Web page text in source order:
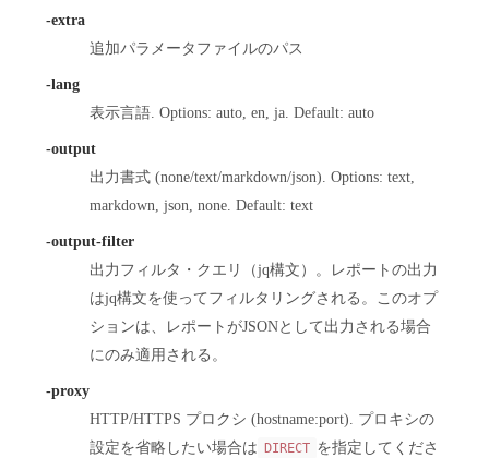
-extra
追加パラメータファイルのパス
-lang
表示言語. Options: auto, en, ja. Default: auto
-output
出力書式 (none/text/markdown/json). Options: text,
markdown, json, none. Default: text
-output-filter
出力フィルタ・クエリ（jq構文）。レポートの出力
はjq構文を使ってフィルタリングされる。このオプ
ションは、レポートがJSONとして出力される場合
にのみ適用される。
-proxy
HTTP/HTTPS プロクシ (hostname:port). プロキシの
設定を省略したい場合は
DIRECT を指定してくださ